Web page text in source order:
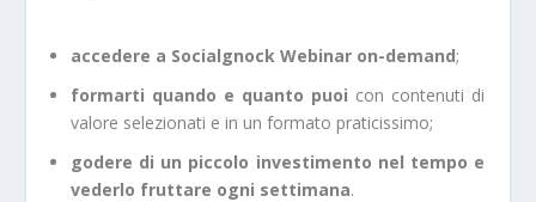
accedere a Socialgnock Webinar on-demand;
formarti quando e quanto puoi con contenuti di
valore selezionati e in un formato praticissimo;
godere di un piccolo investimento nel tempo e
vederlo fruttare ogni settimana.